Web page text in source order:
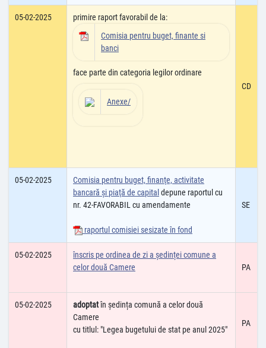
05-02-2025
primire raport favorabil de la:
Comisia pentru buget, finante si
banci
face parte din categoria legilor ordinare
Anexe/
CD
05-02-2025
Comisia pentru buget, finanţe, activitate
bancară şi piaţă de capital depune raportul cu
nr. 42-FAVORABIL cu amendamente
raportul comisiei sesizate în fond
SE
05-02-2025
înscris pe ordinea de zi a ședinței comune a
celor două Camere
PA
05-02-2025 adoptatîn ședința comună a celor două
Camere
cu titlul: "Legea bugetului de stat pe anul 2025"
PA